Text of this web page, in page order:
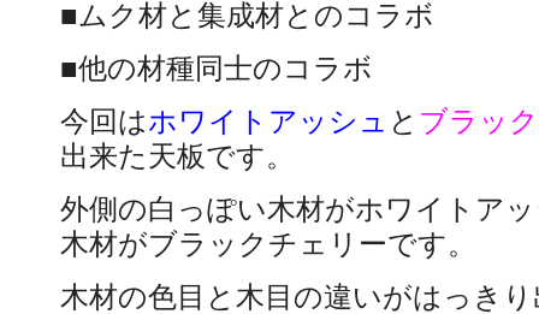
■ムク材と集成材とのコラボ
■他の材種同士のコラボ
今回はホワイトアッシュ と ブラッ
出来た天板です。
外側の白っぽい木材がホワイトア
木材がブラックチェリーです。
木材の色目と木目の違いがはっき